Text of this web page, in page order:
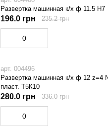
Развертка машинная к/х ф 11.5 Н7
196.0 грн 235.2 грн
арт. 004496
Развертка машинная к/х ф 12 z=4
пласт. Т5К10
280.0 грн 336.0 грн